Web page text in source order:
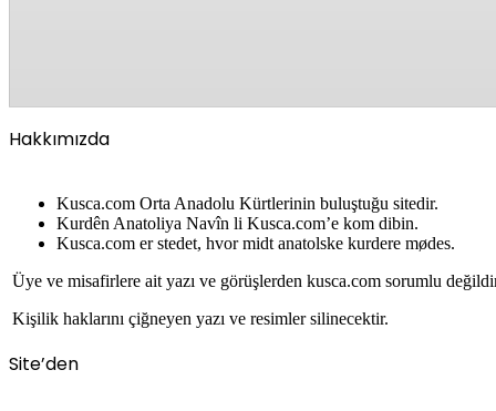
Hakkımızda
Kusca.com Orta Anadolu Kürtlerinin buluştuğu sitedir.
Kurdên Anatoliya Navîn li Kusca.com’e kom dibin.
Kusca.com er stedet, hvor midt anatolske kurdere mødes.
Üye ve misafirlere ait yazı ve görüşlerden kusca.com sorumlu
Kişilik haklarını çiğneyen yazı ve resimler silinecektir.
Site’den